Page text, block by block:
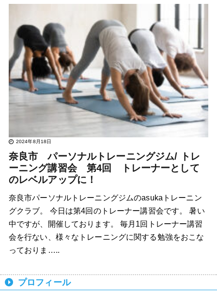
2024年8月18日
奈良市 パーソナルトレーニングジム/ トレ
ーニング講習会 第4回 トレーナーとして
のレベルアップに！
奈良市パーソナルトレーニングジムのasukaトレーニン
グクラブ。 今日は第4回のトレーナー講習会です。 暑い
中ですが、開催しております。 毎月1回トレーナー講習
会を行ない、様々なトレーニングに関する勉強をおこな
っておりま…..
プロフィール